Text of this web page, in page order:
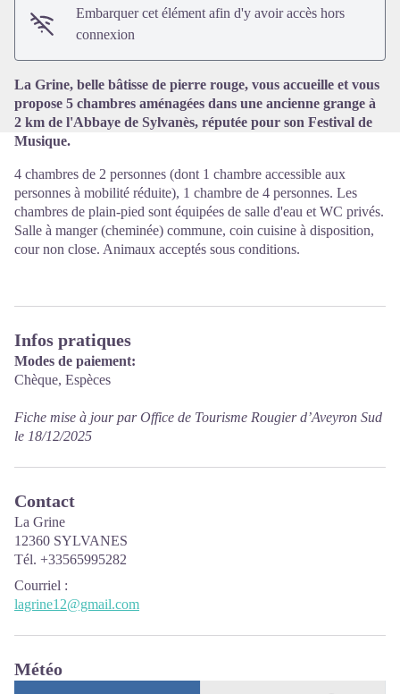
Embarquer cet élément afin d'y avoir accès hors
connexion
La Grine, belle bâtisse de pierre rouge, vous accueille et vous
propose 5 chambres aménagées dans une ancienne grange à
2 km de l'Abbaye de Sylvanès, réputée pour son Festival de
Musique.
4 chambres de 2 personnes (dont 1 chambre accessible aux
personnes à mobilité réduite), 1 chambre de 4 personnes. Les
chambres de plain-pied sont équipées de salle d'eau et WC privés.
Salle à manger (cheminée) commune, coin cuisine à disposition,
cour non close. Animaux acceptés sous conditions.
Infos pratiques
Modes de paiement:
Chèque, Espèces
Fiche mise à jour par Office de Tourisme Rougier d’Aveyron Sud
le 18/12/2025
Contact
La Grine
12360 SYLVANES
Tél. +33565995282
Courriel :
lagrine12@gmail.com
Météo